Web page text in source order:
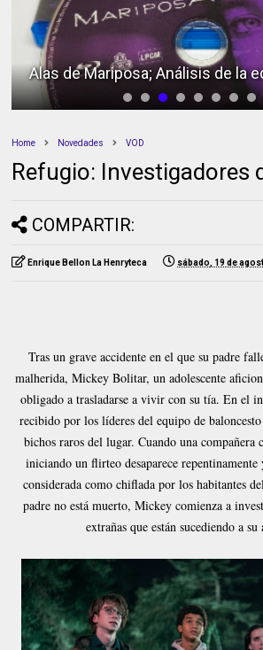
Alas de Mariposa; Análisis de la
Home Novedades VOD
Refugio: Investigadores
COMPARTIR:
Enrique Bellon La Henryteca sábado, 19 de
Tras un grave accidente en el que su padre
malherida, Mickey Bolitar, un adolescente
obligado a trasladarse a vivir con su tía. En el
recibido por los líderes del equipo de
bichos raros del lugar. Cuando una compañera
iniciando un flirteo desaparece repentinamente
considerada como chiflada por los habitantes
padre no está muerto, Mickey comienza a
extrañas que están sucediendo a su